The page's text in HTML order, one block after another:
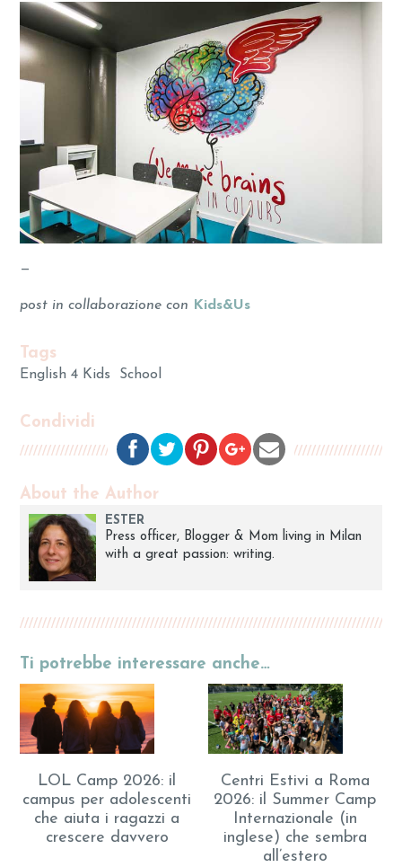
—
post in collaborazione con Kids&Us
Tags
English 4 Kids School
Condividi
About the Author
ESTER
Press officer, Blogger & Mom living in Milan
with a great passion: writing.
Ti potrebbe interessare anche…
LOL Camp 2026: il
campus per adolescenti
che aiuta i ragazzi a
crescere davvero
Centri Estivi a Roma
2026: il Summer Camp
Internazionale (in
inglese) che sembra
all’estero